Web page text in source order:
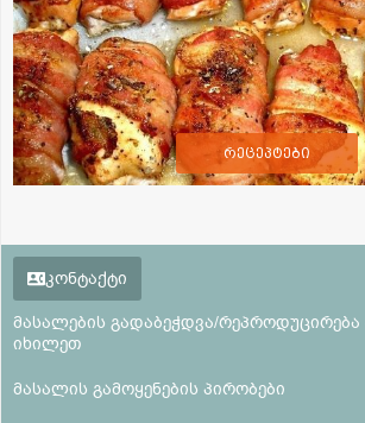
რეცეპტები
კონტაქტი
მასალების გადაბეჭდვა/
იხილეთ
მასალის გამოყენების პირობები